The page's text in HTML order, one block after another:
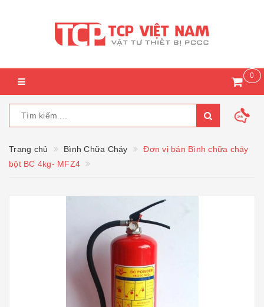
0
Trang chủ Bình Chữa Cháy
Đơn vị bán Bình chữa cháy
bột BC 4kg- MFZ4